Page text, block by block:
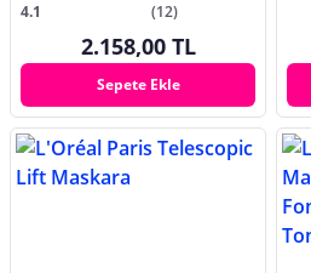
4.1
(12)
2.158,00 TL
Sepete Ekle